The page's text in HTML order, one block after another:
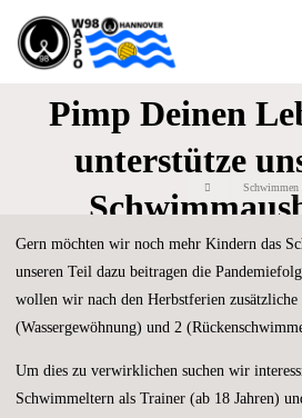
Inhalt
springen
von 1889
Hannover
DIE
GANZE
BREITE
UND
Pimp Deinen
unterstütze
Schwimmen
Gern möchten wir noch mehr Kindern das
unseren Teil dazu beitragen die
wollen wir nach den Herbstferien
(Wassergewöhnung) und 2
Um dies zu verwirklichen suchen wir
Schwimmeltern als Trainer (ab 18 Jahren)